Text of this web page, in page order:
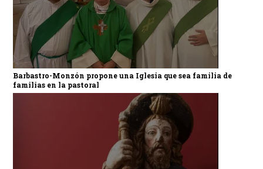
Barbastro-Monzón propone una Iglesia que sea familia de
familias en la pastoral